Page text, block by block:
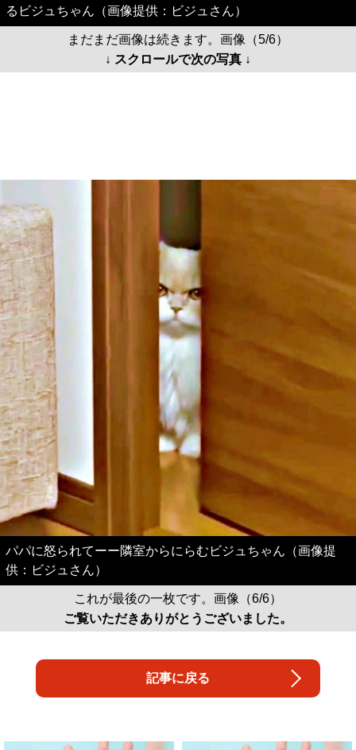
るビジュちゃん（画像提供：ビジュさん）
まだまだ画像は続きます。画像（5/6）
↓ スクロールで次の写真 ↓
パパに怒られてーー隣室からにらむビジュちゃん（画像提
供：ビジュさん）
これが最後の一枚です。画像（6/6）
ご覧いただきありがとうございました。
記事に戻る